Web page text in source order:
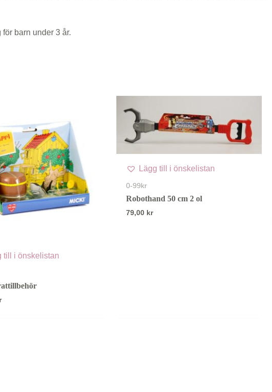
barn under 3 år.
till i önskelistan
Lägg till i önskelistan
0-99kr
Robothand 50 cm 2 ol
79,00 kr